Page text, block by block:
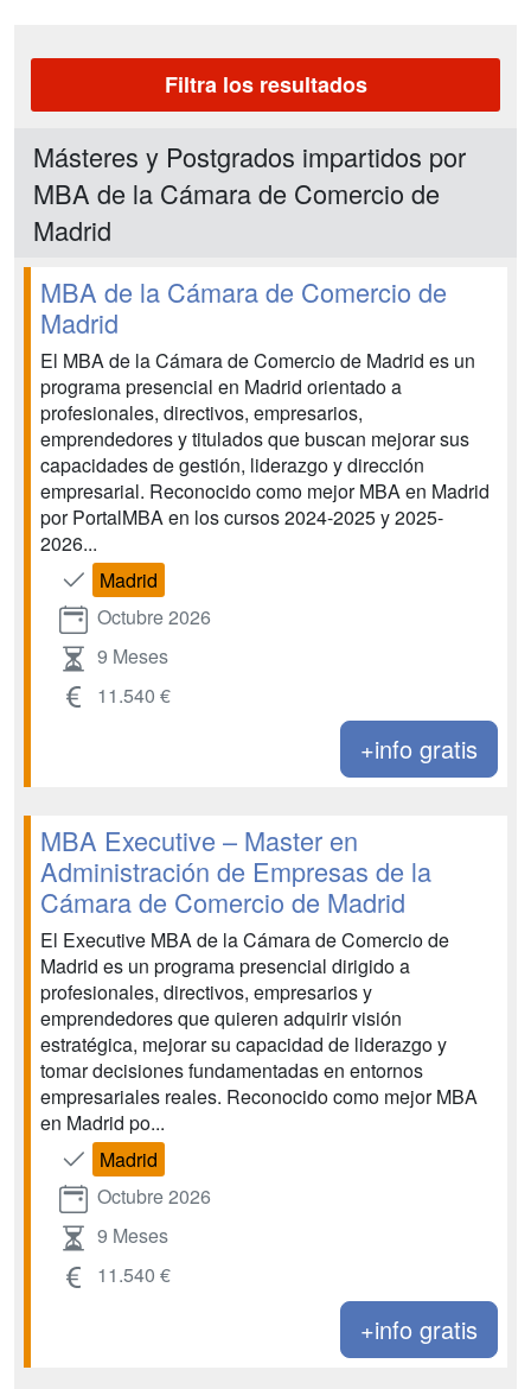
Filtra los resultados
Másteres y Postgrados impartidos por
MBA de la Cámara de Comercio de
Madrid
MBA de la Cámara de Comercio de
Madrid
El MBA de la Cámara de Comercio de Madrid es un
programa presencial en Madrid orientado a
profesionales, directivos, empresarios,
emprendedores y titulados que buscan mejorar sus
capacidades de gestión, liderazgo y dirección
empresarial. Reconocido como mejor MBA en Madrid
por PortalMBA en los cursos 2024-2025 y 2025-
2026...
Madrid
Octubre 2026
9 Meses
11.540 €
+info gratis
MBA Executive – Master en
Administración de Empresas de la
Cámara de Comercio de Madrid
El Executive MBA de la Cámara de Comercio de
Madrid es un programa presencial dirigido a
profesionales, directivos, empresarios y
emprendedores que quieren adquirir visión
estratégica, mejorar su capacidad de liderazgo y
tomar decisiones fundamentadas en entornos
empresariales reales. Reconocido como mejor MBA
en Madrid po...
Madrid
Octubre 2026
9 Meses
11.540 €
+info gratis